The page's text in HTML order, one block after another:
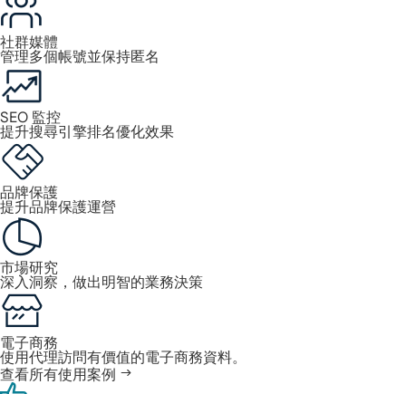
社群媒體
管理多個帳號並保持匿名
SEO 監控
提升搜尋引擎排名優化效果
品牌保護
提升品牌保護運營
市場研究
深入洞察，做出明智的業務決策
電子商務
使用代理訪問有價值的電子商務資料。
查看所有使用案例